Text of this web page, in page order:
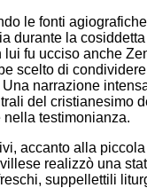
le fonti
durante la
lui fu ucciso anche
scelto di
narrazione
del cristianesimo
testimonianza.
accanto alla
realizzò una
suppellettili